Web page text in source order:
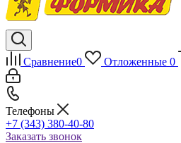
Сравнение0 Отложенные 0
Телефоны
+7 (343) 380-40-80
Заказать звонок